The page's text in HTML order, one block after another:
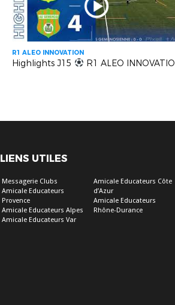
R1 ALEO INNOVATION
Highlights J15 R1 ALEO INNOVATION | US Carqueiranne vs AS Gemenosienne
LIENS UTILES
Messagerie Clubs
Amicale Educateurs
Provence
Amicale Educateurs Alpes
Amicale Educateurs Var
Amicale Educateurs Côte
d’Azur
Amicale Educateurs
Rhône-Durance